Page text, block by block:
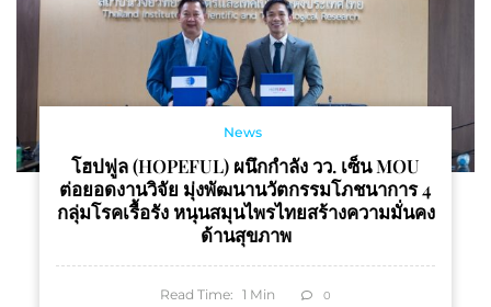
News
โฮปฟูล (HOPEFUL) ผนึกกำลัง วว. เซ็น MOU
ต่อยอดงานวิจัย มุ่งพัฒนานวัตกรรมโภชนาการ 4
กลุ่มโรคเรื้อรัง หนุนสมุนไพรไทยสร้างความมั่นคง
ด้านสุขภาพ
Read Time: 1 Min 0